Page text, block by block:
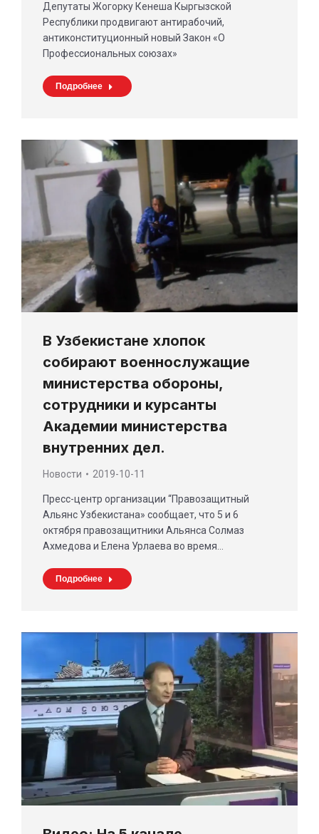
Депутаты Жогорку Кенеша Кыргызской
Республики продвигают антирабочий,
антиконституционный новый Закон «О
Профессиональных союзах»
Подробнее
В Узбекистане хлопок
собирают военнослужащие
министерства обороны,
сотрудники и курсанты
Академии министерства
внутренних дел.
Новости 2019-10-11
Пресс-центр организации “Правозащитный
Альянс Узбекистана» сообщает, что 5 и 6
октября правозащитники Альянса Солмаз
Ахмедова и Елена Урлаева во время…
Подробнее